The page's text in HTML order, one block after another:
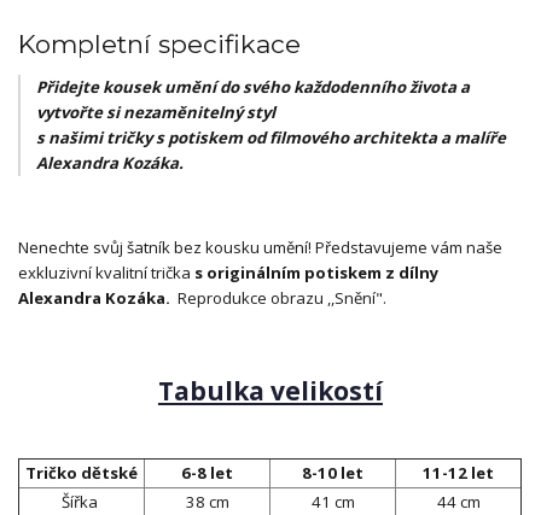
Kompletní specifikace
Přidejte kousek umění do svého každodenního života a
vytvořte si nezaměnitelný styl
s našimi tričky s potiskem od filmového architekta a malíře
Alexandra Kozáka.
Nenechte svůj šatník bez kousku umění! Představujeme vám naše
exkluzivní kvalitní trička s originálním potiskem z dílny
Alexandra Kozáka. Reprodukce obrazu ,,Snění".
Tabulka velikostí
Tričko dětské 6-8 let 8-10 let
11-12 let
Šířka
38 cm 41 cm
44 cm